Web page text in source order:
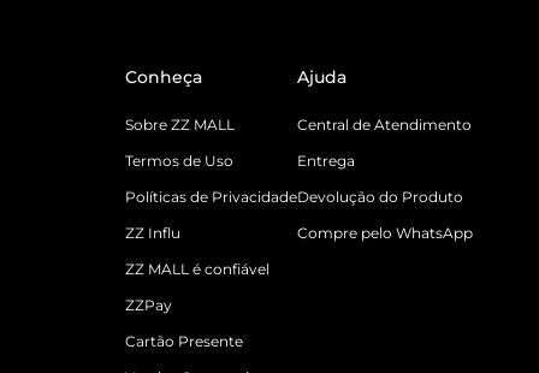
Conheça
Sobre ZZ MALL
Termos de Uso
Políticas de Privacidade
ZZ Influ
ZZ MALL é confiável
ZZPay
Cartão Presente
Ajuda
Central de Atendimento
Entrega
Devolução do Produto
Compre pelo WhatsApp